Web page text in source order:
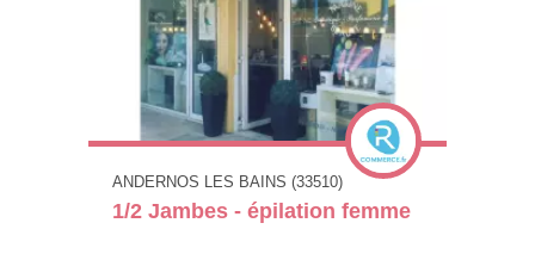
ANDERNOS LES BAINS (33510)
1/2 Jambes - épilation femme